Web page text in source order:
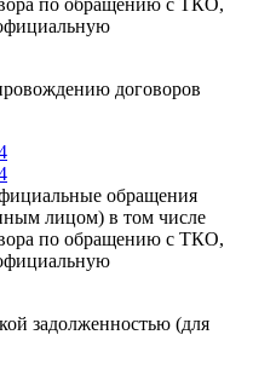
по обращению с ТКО,
договоров
обращения
лицом) в том числе
по обращению с ТКО,
задолженностью (для